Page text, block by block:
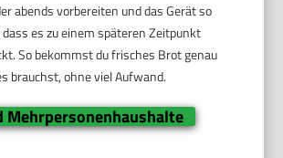
abends vorbereiten und das Gerät so
es zu einem späteren Zeitpunkt
So bekommst du frisches Brot genau
brauchst, ohne viel Aufwand.
Mehrpersonenhaushalte